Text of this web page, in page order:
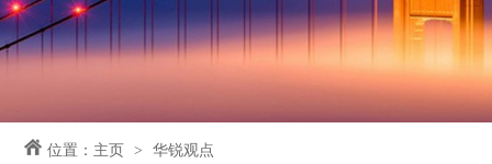
位置： 主页 华锐观点